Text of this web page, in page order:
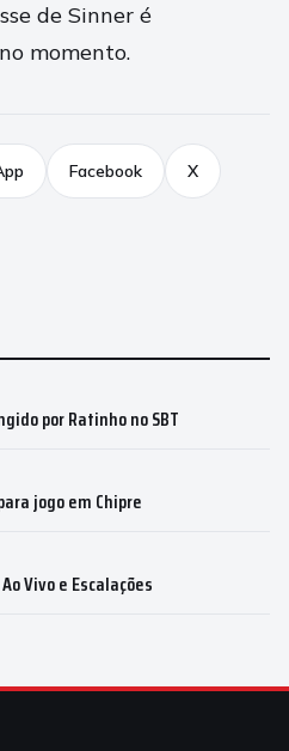
de Sinner é
momento.
Facebook X
por Ratinho no SBT
jogo em Chipre
Vivo e Escalações